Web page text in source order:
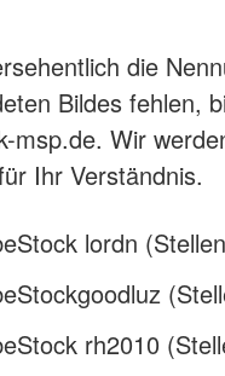
die
Bildes fehlen,
msp.de. Wir
Ihr Verständnis.
lordn
rh2010